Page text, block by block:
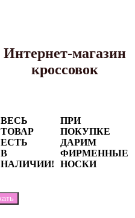
Интернет-магазин
кроссовок
ВЕСЬ
ТОВАР
ЕСТЬ
В
НАЛИЧИИ!
ПРИ
ПОКУПКЕ
ДАРИМ
ФИРМЕННЫЕ
НОСКИ